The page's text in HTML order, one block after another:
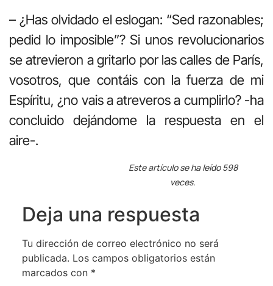
– ¿Has olvidado el eslogan: “Sed razonables;
pedid lo imposible”? Si unos revolucionarios
se atrevieron a gritarlo por las calles de París,
vosotros, que contáis con la fuerza de mi
Espíritu, ¿no vais a atreveros a cumplirlo? -ha
concluido dejándome la respuesta en el
aire-.
Este artículo se ha leído 598
veces.
Deja una respuesta
Tu dirección de correo electrónico no será
publicada. Los campos obligatorios están
marcados con *